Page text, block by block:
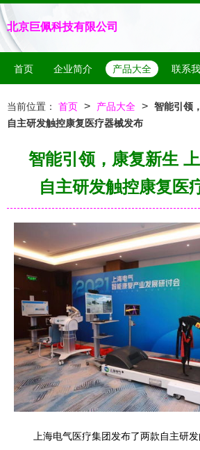
北京巨佩科技有限公司
首页 企业简介 产品大全 联系
当前位置： 首页 > 产品大全 > 智能引领
自主研发触控康复医疗器械发布
智能引领，康复新生
自主研发触控康复医
上海电气医疗集团发布了两款自主研